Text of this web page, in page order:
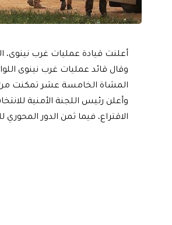
أعلنت قيادة عمليات غرب نينوى،
وقال قائد عمليات غرب نينوى
المشاة الخامسة عشر تمكنت من
وأعلن رئيس اللجنة الأمنية
الاقتراع، فيما ثمن الدور المحوري